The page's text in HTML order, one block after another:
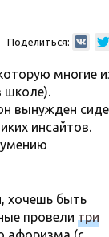
Поделиться:
многие
школе).
вынужден
инсайтов.
хочешь быть
провели три